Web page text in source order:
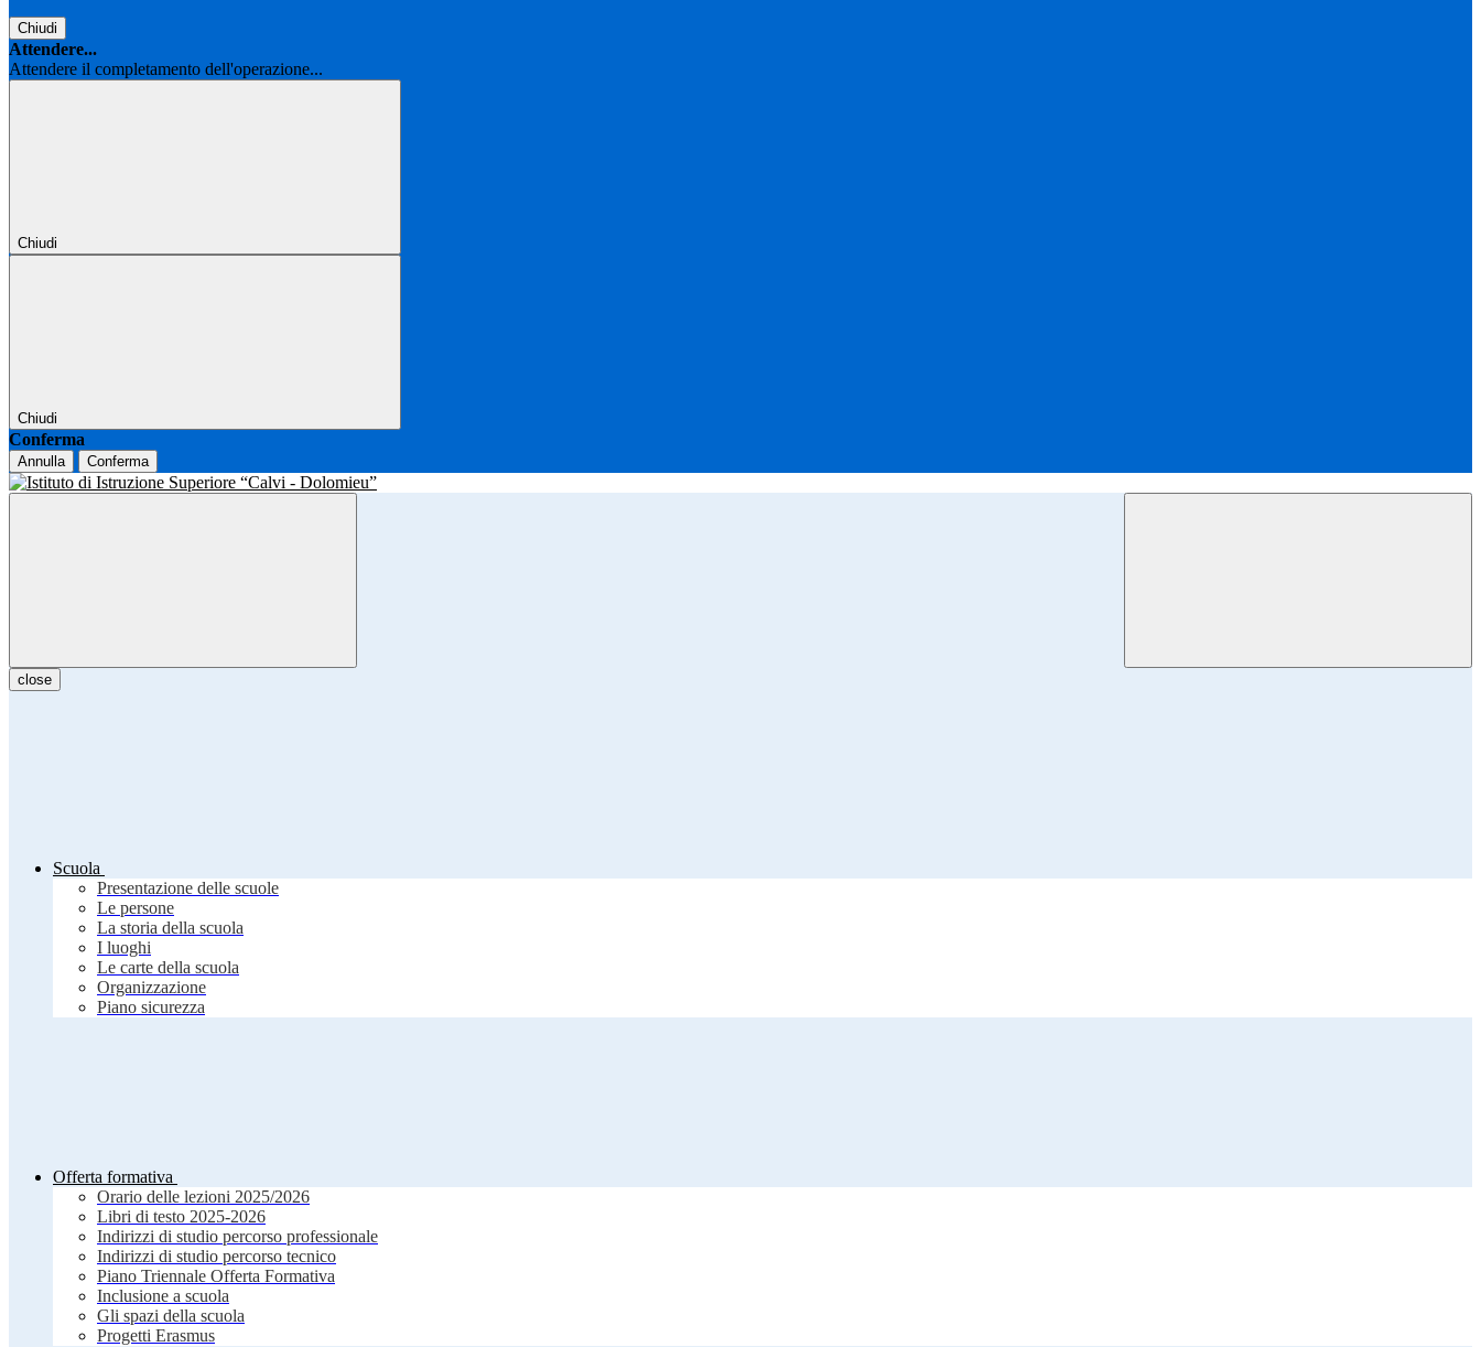
Chiudi
Attendere...
Attendere il completamento dell'operazione...
Chiudi
Chiudi
Conferma
Annulla Conferma
close
Scuola
Presentazione delle scuole
Le persone
La storia della scuola
I luoghi
Le carte della scuola
Organizzazione
Piano sicurezza
Offerta formativa
Orario delle lezioni 2025/2026
Libri di testo 2025-2026
Indirizzi di studio percorso professionale
Indirizzi di studio percorso tecnico
Piano Triennale Offerta Formativa
Inclusione a scuola
Gli spazi della scuola
Progetti Erasmus